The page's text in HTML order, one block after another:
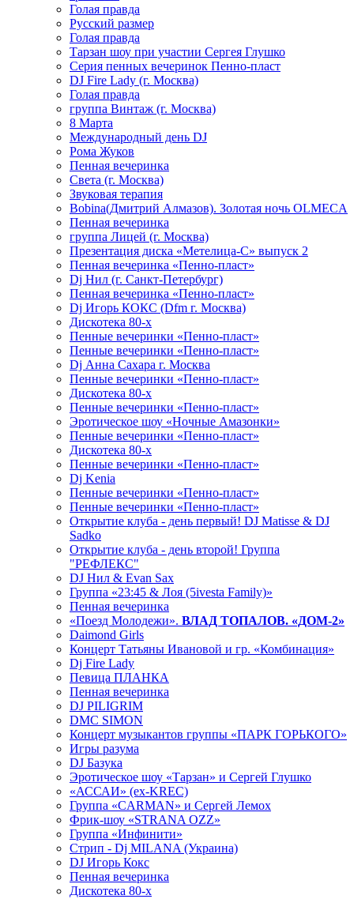
Голая правда
Русский размер
Голая правда
Тарзан шоу при участии Сергея Глушко
Серия пенных вечеринок Пенно-пласт
DJ Fire Lady (г. Москва)
Голая правда
группа Винтаж (г. Москва)
8 Марта
Международный день DJ
Рома Жуков
Пенная вечеринка
Света (г. Москва)
Звуковая терапия
Bobina(Дмитрий Алмазов). Золотая ночь OLMECA
Пенная вечеринка
группа Лицей (г. Москва)
Презентация диска «Метелица-С» выпуск 2
Пенная вечеринка «Пенно-пласт»
Dj Нил (г. Санкт-Петербург)
Пенная вечеринка «Пенно-пласт»
Dj Игорь КОКС (Dfm г. Москва)
Дискотека 80-х
Пенные вечеринки «Пенно-пласт»
Пенные вечеринки «Пенно-пласт»
Dj Анна Сахара г. Москва
Пенные вечеринки «Пенно-пласт»
Дискотека 80-х
Пенные вечеринки «Пенно-пласт»
Эротическое шоу «Ночные Амазонки»
Пенные вечеринки «Пенно-пласт»
Дискотека 80-х
Пенные вечеринки «Пенно-пласт»
Dj Kenia
Пенные вечеринки «Пенно-пласт»
Пенные вечеринки «Пенно-пласт»
Открытие клуба - день первый! DJ Matisse & DJ
Sadko
Открытие клуба - день второй! Группа
"РЕФЛЕКС"
DJ Нил & Evan Sax
Группа «23:45 & Лоя (5ivesta Family)»
Пенная вечеринка
«Поезд Молодежи». ВЛАД ТОПАЛОВ. «ДОМ-2»
Daimond Girls
Концерт Татьяны Ивановой и гр. «Комбинация»
Dj Fire Lady
Певица ПЛАНКА
Пенная вечеринка
DJ PILIGRIM
DMC SIMON
Концерт музыкантов группы «ПАРК ГОРЬКОГО»
Игры разума
DJ Базука
Эротическое шоу «Тарзан» и Сергей Глушко
«АССАИ» (ex-KREC)
Группа «CARMAN» и Сергей Лемох
Фрик-шоу «STRANA OZZ»
Группа «Инфинити»
Стрип - Dj MILANA (Украина)
DJ Игорь Кокс
Пенная вечеринка
Дискотека 80-х